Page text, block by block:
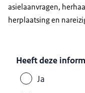
asielaanvragen,
herplaatsing en
Heeft deze
Ja